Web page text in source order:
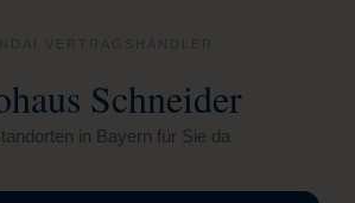
Schneider
in Bayern für Sie da